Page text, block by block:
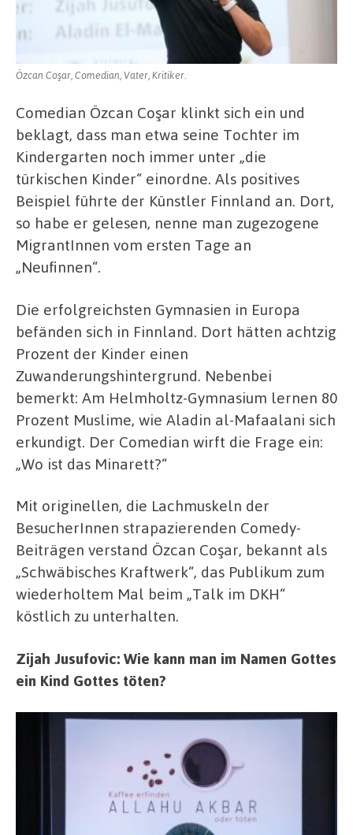
Özcan Coşar, Comedian, Vater, Kritiker.
Comedian Özcan Coşar klinkt sich ein und
beklagt, dass man etwa seine Tochter im
Kindergarten noch immer unter „die
türkischen Kinder“ einordne. Als positives
Beispiel führte der Künstler Finnland an. Dort,
so habe er gelesen, nenne man zugezogene
MigrantInnen vom ersten Tage an
„Neufinnen“.
Die erfolgreichsten Gymnasien in Europa
befänden sich in Finnland. Dort hätten achtzig
Prozent der Kinder einen
Zuwanderungshintergrund. Nebenbei
bemerkt: Am Helmholtz-Gymnasium lernen 80
Prozent Muslime, wie Aladin al-Mafaalani sich
erkundigt. Der Comedian wirft die Frage ein:
„Wo ist das Minarett?“
Mit originellen, die Lachmuskeln der
BesucherInnen strapazierenden Comedy-
Beiträgen verstand Özcan Coşar, bekannt als
„Schwäbisches Kraftwerk“, das Publikum zum
wiederholtem Mal beim „Talk im DKH“
köstlich zu unterhalten.
Zijah Jusufovic: Wie kann man im Namen Gottes
ein Kind Gottes töten?